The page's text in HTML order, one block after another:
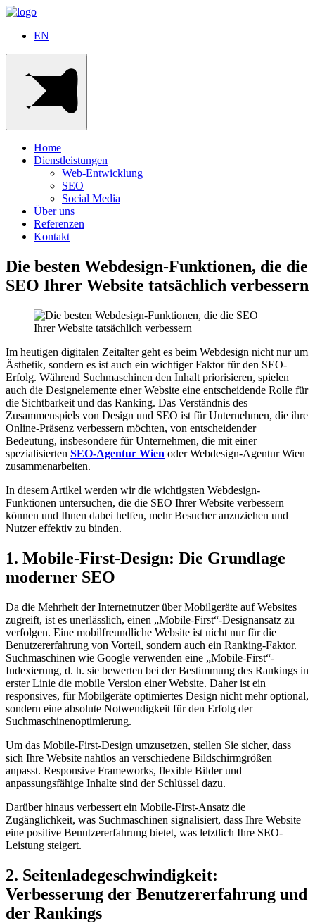
EN
Home
Dienstleistungen
Web-Entwicklung
SEO
Social Media
Über uns
Referenzen
Kontakt
Die besten Webdesign-Funktionen, die die
SEO Ihrer Website tatsächlich verbessern
Im heutigen digitalen Zeitalter geht es beim Webdesign nicht nur um
Ästhetik, sondern es ist auch ein wichtiger Faktor für den SEO-
Erfolg. Während Suchmaschinen den Inhalt priorisieren, spielen
auch die Designelemente einer Website eine entscheidende Rolle für
die Sichtbarkeit und das Ranking. Das Verständnis des
Zusammenspiels von Design und SEO ist für Unternehmen, die ihre
Online-Präsenz verbessern möchten, von entscheidender
Bedeutung, insbesondere für Unternehmen, die mit einer
spezialisierten SEO-Agentur Wien oder Webdesign-Agentur Wien
zusammenarbeiten.
In diesem Artikel werden wir die wichtigsten Webdesign-
Funktionen untersuchen, die die SEO Ihrer Website verbessern
können und Ihnen dabei helfen, mehr Besucher anzuziehen und
Nutzer effektiv zu binden.
1. Mobile-First-Design: Die Grundlage
moderner SEO
Da die Mehrheit der Internetnutzer über Mobilgeräte auf Websites
zugreift, ist es unerlässlich, einen „Mobile-First“-Designansatz zu
verfolgen. Eine mobilfreundliche Website ist nicht nur für die
Benutzererfahrung von Vorteil, sondern auch ein Ranking-Faktor.
Suchmaschinen wie Google verwenden eine „Mobile-First“-
Indexierung, d. h. sie bewerten bei der Bestimmung des Rankings in
erster Linie die mobile Version einer Website. Daher ist ein
responsives, für Mobilgeräte optimiertes Design nicht mehr optional,
sondern eine absolute Notwendigkeit für den Erfolg der
Suchmaschinenoptimierung.
Um das Mobile-First-Design umzusetzen, stellen Sie sicher, dass
sich Ihre Website nahtlos an verschiedene Bildschirmgrößen
anpasst. Responsive Frameworks, flexible Bilder und
anpassungsfähige Inhalte sind der Schlüssel dazu.
Darüber hinaus verbessert ein Mobile-First-Ansatz die
Zugänglichkeit, was Suchmaschinen signalisiert, dass Ihre Website
eine positive Benutzererfahrung bietet, was letztlich Ihre SEO-
Leistung steigert.
2. Seitenladegeschwindigkeit:
Verbesserung der Benutzererfahrung und
der Rankings